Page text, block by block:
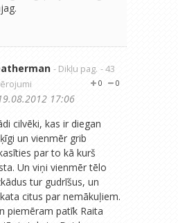
- Dikļu pag. - 43
0
0
17:06
cilvēki, kas ir diegan
un vienmēr grib
par to kā kurš
Un viņi vienmēr tēlo
tur gudrīšus, un
citus par nemākuļiem.
piemēram patīk Raita